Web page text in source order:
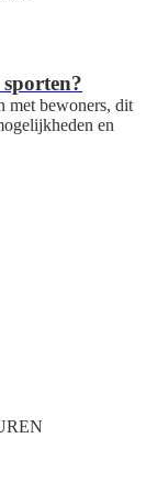
met bewoners, dit
en